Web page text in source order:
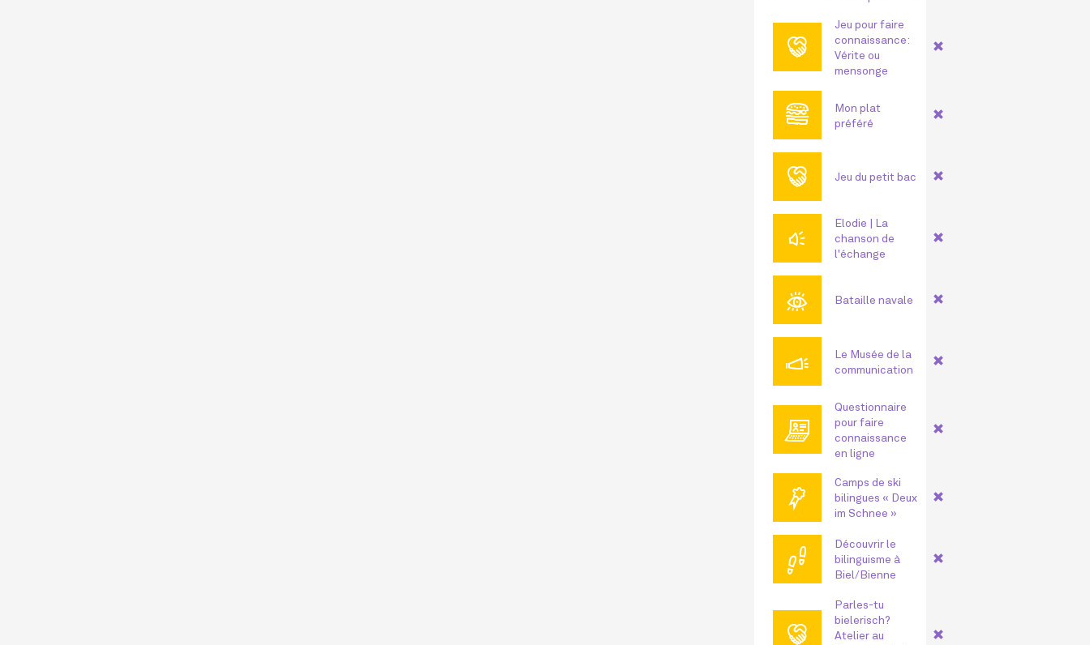
🤝
Jeu pour faire
connaissance:
Vérite ou
mensonge
🍔
Mon plat
préféré
🤝 Jeu du petit bac
🔊
Elodie | La
chanson de
l'échange
👁 Bataille navale
📣
Le Musée de la
communication
💻
Questionnaire
pour faire
connaissance
en ligne
🏅
Camps de ski
bilingues « Deux
im Schnee »
👣
Découvrir le
bilinguisme à
Biel/Bienne
🤝
Parles-tu
bielerisch?
Atelier au